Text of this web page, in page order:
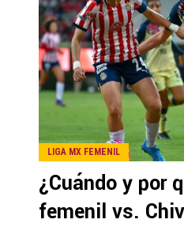
LIGA MX FEMENIL
¿Cuándo y por
femenil vs.